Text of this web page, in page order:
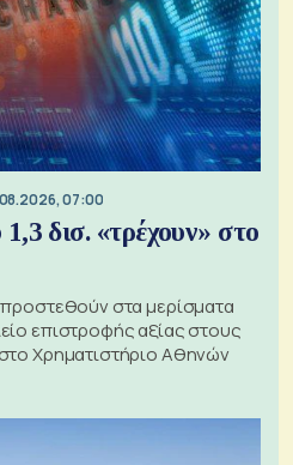
07:00
δισ. «τρέχουν» στο
στα μερίσματα
επιστροφής αξίας στους
Χρηματιστήριο Αθηνών